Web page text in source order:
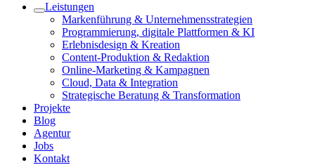
Leistungen
Markenführung & Unternehmensstrategien
Programmierung, digitale Plattformen & KI
Erlebnisdesign & Kreation
Content-Produktion & Redaktion
Online-Marketing & Kampagnen
Cloud, Data & Integration
Strategische Beratung & Transformation
Projekte
Blog
Agentur
Jobs
Kontakt